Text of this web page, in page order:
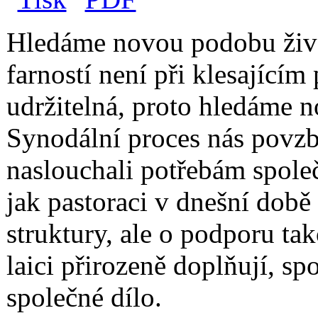
Hledáme novou podobu
farností není při klesajícím
udržitelná, proto hledáme
Synodální proces nás
naslouchali potřebám
jak pastoraci v dnešní
struktury, ale o podporu
laici přirozeně doplňují,
společné dílo.